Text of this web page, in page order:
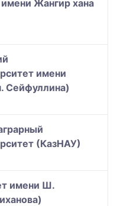
Жангир хана
имени
Сейфуллина)
(КазНАУ)
имени Ш.